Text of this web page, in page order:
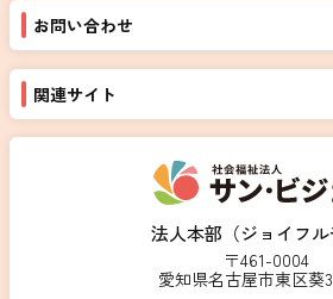
法人本部（ジョイフル
〒461-0004
愛知県名古屋市東区葵
お問い合わせ
関連サイト